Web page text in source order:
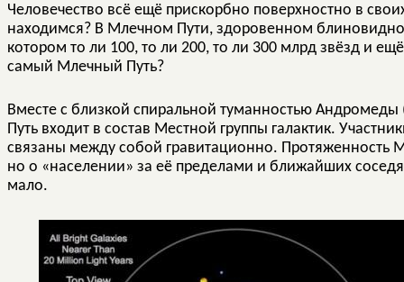
Человечество всё ещё прискорбно поверхностно в
находимся? В Млечном Пути, здоровенном
котором то ли 100, то ли 200, то ли 300 млрд звёзд и
самый Млечный Путь?
Вместе с близкой спиральной туманностью
Путь входит в состав Местной группы галактик.
связаны между собой гравитационно. Протяженность
но о «населении» за её пределами и ближайших
мало.